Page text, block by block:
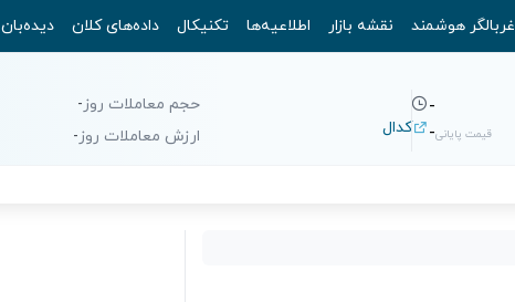
غربالگر هوشمند نقشه بازار اطلاعیه‌ها تکنیکال داده‌های کلان دیده‌بان
-
قیمت پایانی- کدال
حجم معاملات روز-
ارزش معاملات روز-